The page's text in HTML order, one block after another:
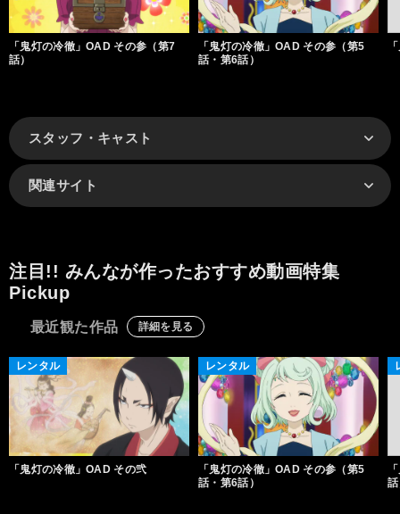
「鬼灯の冷徹」OAD その参（第7
話）
「鬼灯の冷徹」OAD その参（第5
話・第6話）
スタッフ・キャスト
関連サイト
注目!! みんなが作ったおすすめ動画特集
Pickup
最近観た作品 詳細を見る
レンタル
「鬼灯の冷徹」OAD その弐
レンタル
「鬼灯の冷徹」OAD その参（第5
話・第6話）